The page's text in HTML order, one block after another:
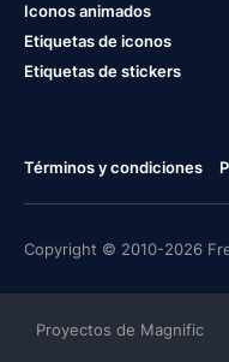
Iconos animados
Etiquetas de iconos
Etiquetas de stickers
Términos y condiciones
Copyright © 2010-2026
Proyectos de Magnific